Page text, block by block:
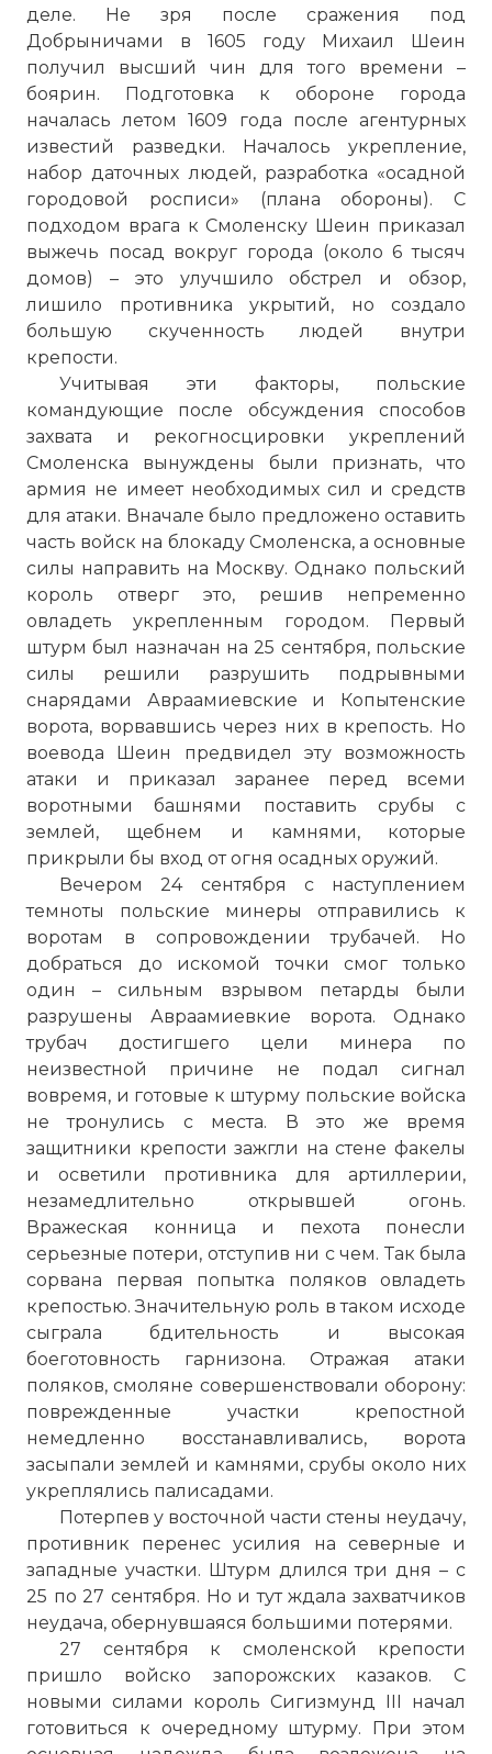
деле. Не зря после сражения под
Добрыничами в 1605 году Михаил Шеин
получил высший чин для того времени –
боярин. Подготовка к обороне города
началась летом 1609 года после агентурных
известий разведки. Началось укрепление,
набор даточных людей, разработка «осадной
городовой росписи» (плана обороны). С
подходом врага к Смоленску Шеин приказал
выжечь посад вокруг города (около 6 тысяч
домов) – это улучшило обстрел и обзор,
лишило противника укрытий, но создало
большую скученность людей внутри
крепости.
Учитывая эти факторы, польские
командующие после обсуждения способов
захвата и рекогносцировки укреплений
Смоленска вынуждены были признать, что
армия не имеет необходимых сил и средств
для атаки. Вначале было предложено оставить
часть войск на блокаду Смоленска, а основные
силы направить на Москву. Однако польский
король отверг это, решив непременно
овладеть укрепленным городом. Первый
штурм был назначан на 25 сентября, польские
силы решили разрушить подрывными
снарядами Авраамиевские и Копытенские
ворота, ворвавшись через них в крепость. Но
воевода Шеин предвидел эту возможность
атаки и приказал заранее перед всеми
воротными башнями поставить срубы с
землей, щебнем и камнями, которые
прикрыли бы вход от огня осадных оружий.
Вечером 24 сентября с наступлением
темноты польские минеры отправились к
воротам в сопровождении трубачей. Но
добраться до искомой точки смог только
один – сильным взрывом петарды были
разрушены Авраамиевкие ворота. Однако
трубач достигшего цели минера по
неизвестной причине не подал сигнал
вовремя, и готовые к штурму польские войска
не тронулись с места. В это же время
защитники крепости зажгли на стене факелы
и осветили противника для артиллерии,
незамедлительно открывшей огонь.
Вражеская конница и пехота понесли
серьезные потери, отступив ни с чем. Так была
сорвана первая попытка поляков овладеть
крепостью. Значительную роль в таком исходе
сыграла бдительность и высокая
боеготовность гарнизона. Отражая атаки
поляков, смоляне совершенствовали оборону:
поврежденные участки крепостной
немедленно восстанавливались, ворота
засыпали землей и камнями, срубы около них
укреплялись палисадами.
Потерпев у восточной части стены неудачу,
противник перенес усилия на северные и
западные участки. Штурм длился три дня – с
25 по 27 сентября. Но и тут ждала захватчиков
неудача, обернувшаяся большими потерями.
27 сентября к смоленской крепости
пришло войско запорожских казаков. С
новыми силами король Сигизмунд III начал
готовиться к очередному штурму. При этом